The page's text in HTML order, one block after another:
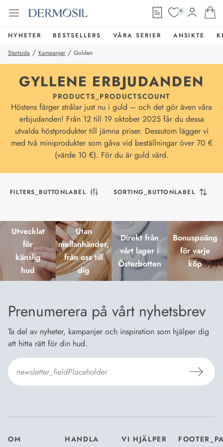
0
NYHETER BESTSELLERS VÅRA SERIER ANSIKTE
Startsida / Kampanjer / Golden
GYLLENE ERBJUDANDEN
PRODUCTS_PRODUCTSCOUNT
Höstens färger strålar just nu i guld – och det gör även våra
erbjudanden! Från 12 till 19 oktober 2025 får du dessa
utvalda höstprodukter till jämna priser. Dessutom lägger vi
med två miniprodukter som gåva vid beställningar över 70 €
(värde 10 €). För du är guld värd.
FILTERS_BUTTONLABEL SORTING_BUTTONLABEL
Utvecklat
för
känslig
hud
Utan
mellanhänder,
från oss till
dig
Direkt från
vårt lager i
Österbotten
Bonuspoäng
för varje
köp
Prenumerera på vårt nyhetsbrev
Ta del av nyheter, kampanjer och inspiration som hjälper dig
att hitta rätt för din hud.
OM
HANDLA
VI HJÄLPER